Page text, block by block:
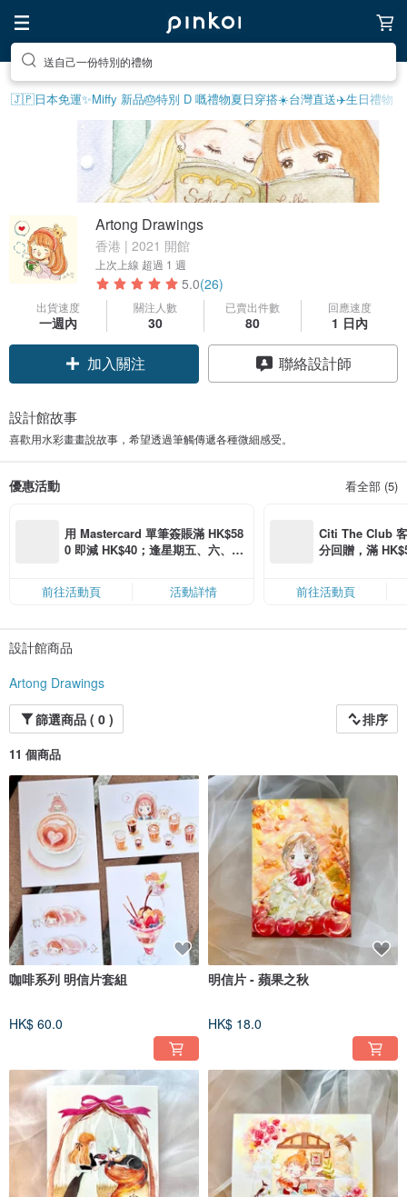
送自己一份特別的禮物
🇯🇵日本免運✨Miffy 新品🎂特別 D 嘅禮物夏日穿搭☀️台灣直送✈️生日禮物
Artong Drawings
香港 | 2021 開館
上次上線 超過 1 週
5.0(26)
出貨速度
一週內
關注人數
30
已賣出件數
80
回應速度
1 日內
加入關注 聯絡設計師
設計館故事
喜歡用水彩畫畫說故事，希望透過筆觸傳遞各種微細感受。
優惠活動 看全部 (5)
用 Mastercard 單筆簽賬滿 HK$58
0 即減 HK$40；逢星期五、六、日
限，額滿即止，僅限「常用信用
卡」結帳）
前往活動頁 活動詳情
Citi The Club
分回贈，滿
前往活動頁
設計館商品
Artong Drawings
篩選商品 ( 0 )
排序
11 個商品
咖啡系列 明信片套組
HK$ 60.0
明信片 - 蘋果之秋
HK$ 18.0